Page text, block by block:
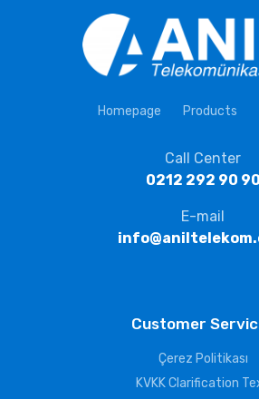
Homepage Products
Call Center
0212 292 90 90
E-mail
Customer
Çerez Politikası
KVKK Clarification